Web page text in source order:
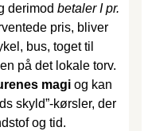
derimod betaler I pr.
pris, bliver
bus, toget til
på det lokale torv.
magi og kan
skyld”-kørsler, der
og tid.